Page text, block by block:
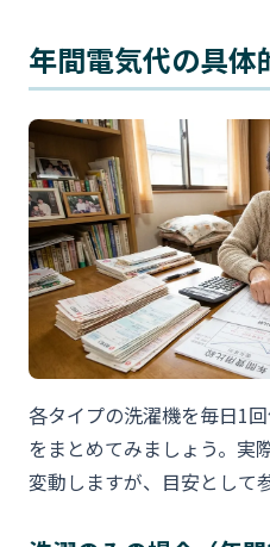
年間電気代の具体
各タイプの洗濯機を毎日1
をまとめてみましょう。実
変動しますが、目安として